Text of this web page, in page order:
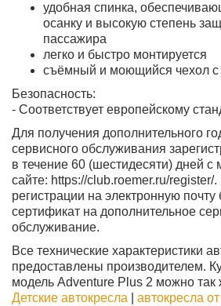
удобная спинка,
осанку и высокую степень
пассажира
легко и быстро монтируется
съёмный и моющийся чехол с
Безопасность:
- Соответствует европейскому
Для получения дополнительного
сервисного обслуживания
в течение 60 (шестидесяти) дней с
сайте: https://club.roemer.ru/
регистрации на электронную почту
сертификат на дополнительное
обслуживание.
Все технические характеристики
предоставлены производителем.
модель Adventure Plus 2 можно так
Детские автокресла
автокресла